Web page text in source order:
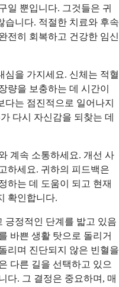
일 뿐입니다. 그것들은 귀
습니다. 적절한 치료와 후속
전히 회복하고 건강한 임신
심을 가지세요. 신체는 적혈
량을 보충하는 데 시간이
는 점진적으로 일어나지
다시 자신감을 되찾는 데
계속 소통하세요. 개선 사
하세요. 귀하의 피드백은
하는 데 도움이 되고 현재
확인합니다.
긍정적인 단계를 밟고 있음
바쁜 생활 탓으로 돌리거
리며 진단되지 않은 빈혈을
다른 길을 선택하고 있으
다. 그 결정은 중요하며, 매